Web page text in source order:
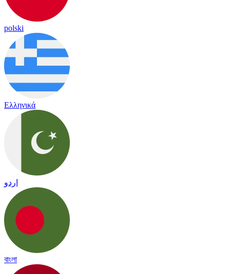
polski
Ελληνικά
اردو
বাংলা